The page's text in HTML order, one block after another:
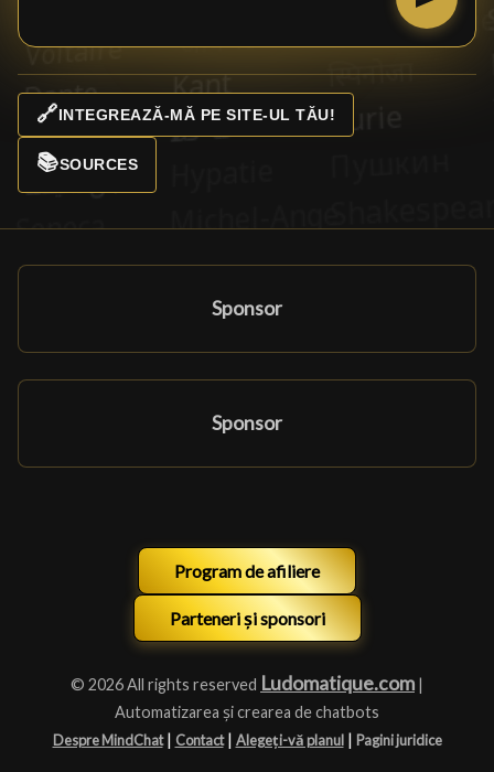
🔗INTEGREAZĂ-MĂ PE SITE-UL TĂU!
📚SOURCES
Sponsor
Sponsor
Program de afiliere
Parteneri și sponsori
© 2026 All rights reserved Ludomatique.com |
Automatizarea și crearea de chatbots
Despre MindChat | Contact | Alegeți-vă planul | Pagini juridice